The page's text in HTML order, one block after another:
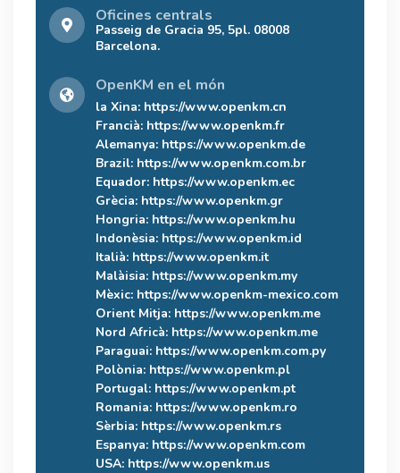
Oficines centrals
Passeig de Gracia 95, 5pl. 08008
Barcelona.
OpenKM en el món
la Xina: https://www.openkm.cn
Francià: https://www.openkm.fr
Alemanya: https://www.openkm.de
Brazil: https://www.openkm.com.br
Equador: https://www.openkm.ec
Grècia: https://www.openkm.gr
Hongria: https://www.openkm.hu
Indonèsia: https://www.openkm.id
Italià: https://www.openkm.it
Malàisia: https://www.openkm.my
Mèxic: https://www.openkm-mexico.com
Orient Mitja: https://www.openkm.me
Nord Africà: https://www.openkm.me
Paraguai: https://www.openkm.com.py
Polònia: https://www.openkm.pl
Portugal: https://www.openkm.pt
Romania: https://www.openkm.ro
Sèrbia: https://www.openkm.rs
Espanya: https://www.openkm.com
USA: https://www.openkm.us